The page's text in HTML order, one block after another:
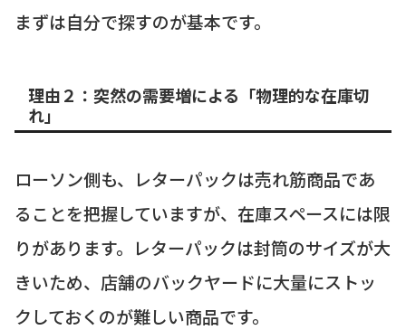
まずは自分で探すのが基本です。
理由２：突然の需要増による「物理的な在庫切
れ」
ローソン側も、レターパックは売れ筋商品であ
ることを把握していますが、在庫スペースには限
りがあります。レターパックは封筒のサイズが大
きいため、店舗のバックヤードに大量にストッ
クしておくのが難しい商品です。